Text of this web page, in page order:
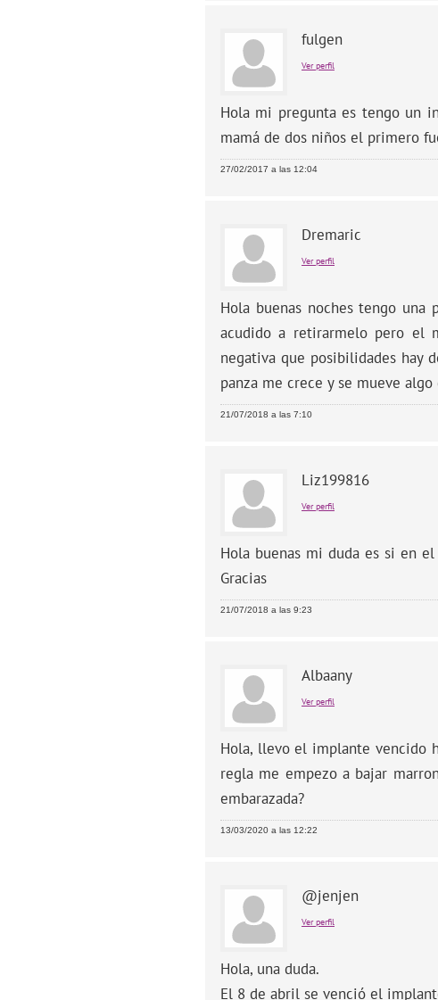
fulgen
Ver perfil
Hola mi pregunta es tengo un
mamá de dos niños el primero
27/02/2017 a las 12:04
Dremaric
Ver perfil
Hola buenas noches tengo
acudido a retirarmelo pero el
negativa que posibilidades hay
panza me crece y se mueve
21/07/2018 a las 7:10
Liz199816
Ver perfil
Hola buenas mi duda es si en
Gracias
21/07/2018 a las 9:23
Albaany
Ver perfil
Hola, llevo el implante vencido
regla me empezo a bajar
embarazada?
13/03/2020 a las 12:22
@jenjen
Ver perfil
Hola, una duda.
El 8 de abril se venció el